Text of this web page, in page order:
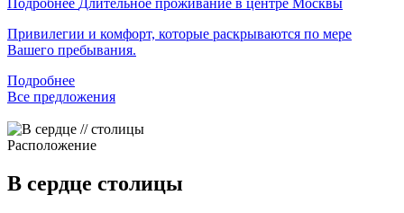
Подробнее Длительное проживание в центре Москвы
Привилегии и комфорт, которые раскрываются по мере
Вашего пребывания.
Подробнее
Все предложения
Расположение
В сердце столицы